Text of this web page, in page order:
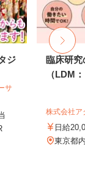
ジ
サ
臨床研究
（LDM
株式会社ア
日給
東京都